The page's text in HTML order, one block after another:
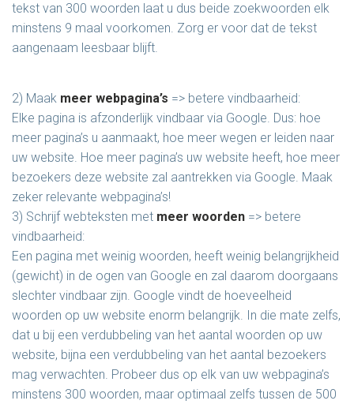
tekst van 300 woorden laat u dus beide zoekwoorden elk
minstens 9 maal voorkomen. Zorg er voor dat de tekst
aangenaam leesbaar blijft.
2) Maak meer webpagina’s => betere vindbaarheid:
Elke pagina is afzonderlijk vindbaar via Google. Dus: hoe
meer pagina’s u aanmaakt, hoe meer wegen er leiden naar
uw website. Hoe meer pagina’s uw website heeft, hoe meer
bezoekers deze website zal aantrekken via Google. Maak
zeker relevante webpagina’s!
3) Schrijf webteksten met meer woorden => betere
vindbaarheid:
Een pagina met weinig woorden, heeft weinig belangrijkheid
(gewicht) in de ogen van Google en zal daarom doorgaans
slechter vindbaar zijn. Google vindt de hoeveelheid
woorden op uw website enorm belangrijk. In die mate zelfs,
dat u bij een verdubbeling van het aantal woorden op uw
website, bijna een verdubbeling van het aantal bezoekers
mag verwachten. Probeer dus op elk van uw webpagina’s
minstens 300 woorden, maar optimaal zelfs tussen de 500